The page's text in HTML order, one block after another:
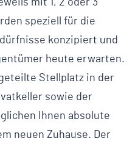
mit 1, 2 oder 3
speziell für die
konzipiert und
heute erwarten.
Stellplatz in der
sowie der
Ihnen absolute
neuen Zuhause. Der